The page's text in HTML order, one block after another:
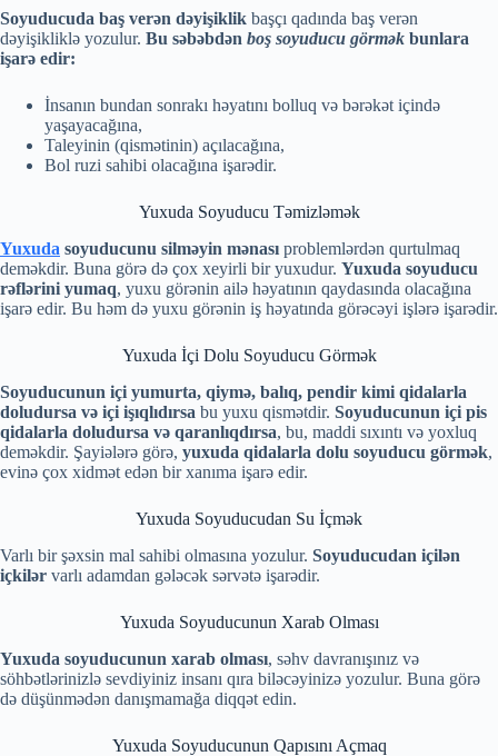
Soyuducuda baş verən dəyişiklik başçı qadında baş verən
dəyişikliklə yozulur. Bu səbəbdən boş soyuducu görmək bunlara
işarə edir:
İnsanın bundan sonrakı həyatını bolluq və bərəkət içində
yaşayacağına,
Taleyinin (qismətinin) açılacağına,
Bol ruzi sahibi olacağına işarədir.
Yuxuda Soyuducu Təmizləmək
Yuxuda soyuducunu silməyin mənası problemlərdən qurtulmaq
deməkdir. Buna görə də çox xeyirli bir yuxudur. Yuxuda soyuducu
rəflərini yumaq, yuxu görənin ailə həyatının qaydasında olacağına
işarə edir. Bu həm də yuxu görənin iş həyatında görəcəyi işlərə işarədir.
Yuxuda İçi Dolu Soyuducu Görmək
Soyuducunun içi yumurta, qiymə, balıq, pendir kimi qidalarla
doludursa və içi işıqlıdırsa bu yuxu qismətdir. Soyuducunun içi pis
qidalarla doludursa və qaranlıqdırsa, bu, maddi sıxıntı və yoxluq
deməkdir. Şayiələrə görə, yuxuda qidalarla dolu soyuducu görmək,
evinə çox xidmət edən bir xanıma işarə edir.
Yuxuda Soyuducudan Su İçmək
Varlı bir şəxsin mal sahibi olmasına yozulur. Soyuducudan içilən
içkilər varlı adamdan gələcək sərvətə işarədir.
Yuxuda Soyuducunun Xarab Olması
Yuxuda soyuducunun xarab olması, səhv davranışınız və
söhbətlərinizlə sevdiyiniz insanı qıra biləcəyinizə yozulur. Buna görə
də düşünmədən danışmamağa diqqət edin.
Yuxuda Soyuducunun Qapısını Açmaq